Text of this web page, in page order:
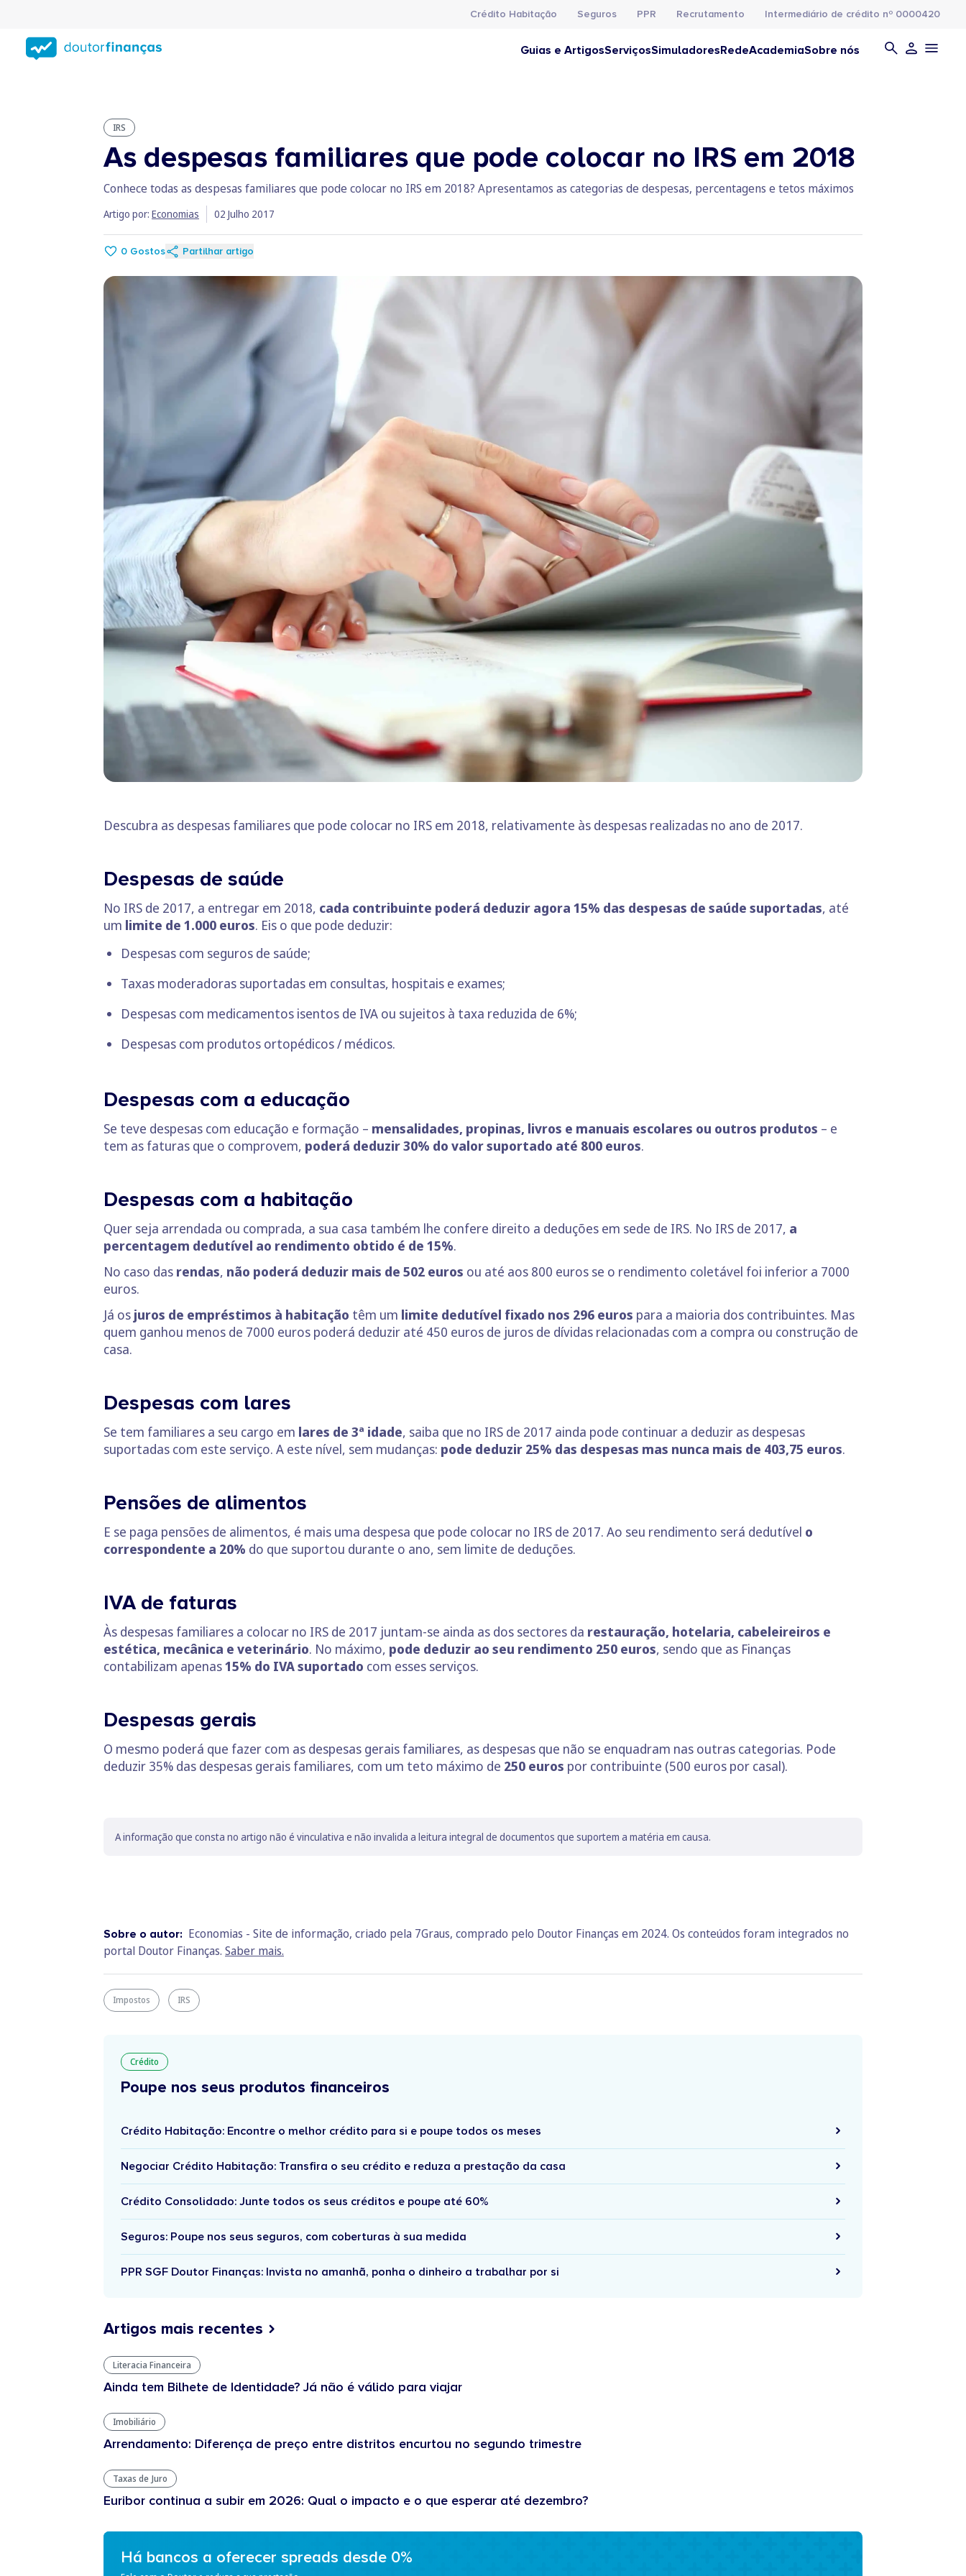
conteúdo
principal
Crédito Habitação Seguros PPR Recrutamento Intermediário de crédito nº 0000420
Guias e ArtigosServiçosSimuladoresRedeAcademiaSobre nós
IRS
As despesas familiares que pode colocar no IRS em 2018
Conhece todas as despesas familiares que pode colocar no IRS em 2018? Apresentamos as categorias de despesas, percentagens e tetos máximos
Artigo por: Economias 02 Julho 2017
0 Gostos Partilhar artigo
Descubra as despesas familiares que pode colocar no IRS em 2018, relativamente às despesas realizadas no ano de 2017.
Despesas de saúde
No IRS de 2017, a entregar em 2018, cada contribuinte poderá deduzir agora 15% das despesas de saúde suportadas, até
um limite de 1.000 euros. Eis o que pode deduzir:
Despesas com seguros de saúde;
Taxas moderadoras suportadas em consultas, hospitais e exames;
Despesas com medicamentos isentos de IVA ou sujeitos à taxa reduzida de 6%;
Despesas com produtos ortopédicos / médicos.
Despesas com a educação
Se teve despesas com educação e formação – mensalidades, propinas, livros e manuais escolares ou outros produtos – e
tem as faturas que o comprovem, poderá deduzir 30% do valor suportado até 800 euros.
Despesas com a habitação
Quer seja arrendada ou comprada, a sua casa também lhe confere direito a deduções em sede de IRS. No IRS de 2017, a
percentagem dedutível ao rendimento obtido é de 15%.
No caso das rendas, não poderá deduzir mais de 502 euros ou até aos 800 euros se o rendimento coletável foi inferior a 7000
euros.
Já os juros de empréstimos à habitação têm um limite dedutível fixado nos 296 euros para a maioria dos contribuintes. Mas
quem ganhou menos de 7000 euros poderá deduzir até 450 euros de juros de dívidas relacionadas com a compra ou construção de
casa.
Despesas com lares
Se tem familiares a seu cargo em lares de 3ª idade, saiba que no IRS de 2017 ainda pode continuar a deduzir as despesas
suportadas com este serviço. A este nível, sem mudanças: pode deduzir 25% das despesas mas nunca mais de 403,75 euros.
Pensões de alimentos
E se paga pensões de alimentos, é mais uma despesa que pode colocar no IRS de 2017. Ao seu rendimento será dedutível o
correspondente a 20% do que suportou durante o ano, sem limite de deduções.
IVA de faturas
Às despesas familiares a colocar no IRS de 2017 juntam-se ainda as dos sectores da restauração, hotelaria, cabeleireiros e
estética, mecânica e veterinário. No máximo, pode deduzir ao seu rendimento 250 euros, sendo que as Finanças
contabilizam apenas15% do IVA suportado com esses serviços.
Despesas gerais
O mesmo poderá que fazer com as despesas gerais familiares, as despesas que não se enquadram nas outras categorias. Pode
deduzir 35% das despesas gerais familiares, com um teto máximo de 250 euros por contribuinte (500 euros por casal).
A informação que consta no artigo não é vinculativa e não invalida a leitura integral de documentos que suportem a matéria em causa.
Sobre o autor: Economias - Site de informação, criado pela 7Graus, comprado pelo Doutor Finanças em 2024. Os conteúdos foram integrados no
portal Doutor Finanças. Saber mais.
Impostos IRS
Crédito
Poupe nos seus produtos financeiros
Crédito Habitação: Encontre o melhor crédito para si e poupe todos os meses
Negociar Crédito Habitação: Transfira o seu crédito e reduza a prestação da casa
Crédito Consolidado: Junte todos os seus créditos e poupe até 60%
Seguros: Poupe nos seus seguros, com coberturas à sua medida
PPR SGF Doutor Finanças: Invista no amanhã, ponha o dinheiro a trabalhar por si
Artigos mais recentes
Literacia Financeira
Ainda tem Bilhete de Identidade? Já não é válido para viajar
Imobiliário
Arrendamento: Diferença de preço entre distritos encurtou no segundo trimestre
Taxas de Juro
Euribor continua a subir em 2026: Qual o impacto e o que esperar até dezembro?
Há bancos a oferecer spreads desde 0%